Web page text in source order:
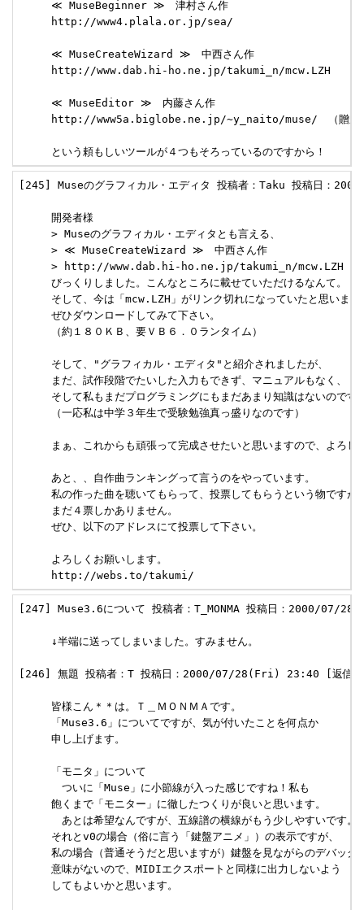
     ≪ MuseBeginner ≫　津村さん作
     http://www4.plala.or.jp/sea/
     ≪ MuseCreateWizard ≫　中西さん作
     http://www.dab.hi-ho.ne.jp/takumi_n/mcw.LZH
     ≪ MuseEditor ≫　内藤さん作
http://www5a.biglobe.ne.jp/~y_naito/muse/　（贈呈
     という頼もしいツールが４つもそろっているのですから！
[245] Museのグラフィカル・エディタ 投稿者：Taku 投稿日
     開発者様
     > Museのグラフィカル・エディタとも言える、
     > ≪ MuseCreateWizard ≫　中西さん作
     > http://www.dab.hi-ho.ne.jp/takumi_n/mcw.LZH
     びっくりしました。こんなところに載せていただけるなんて。
そして、今は「mcw.LZH」がリンク切れになっていたと思います
     ぜひダウンロードしてみて下さい。
     （約１８０ＫＢ、要ＶＢ６．０ランタイム）
     そして、"グラフィカル・エディタ"と紹介されましたが、
     まだ、試作段階でたいした入力もできず、マニュアルもなく、
そして私もまだプログラミングにもまだあまり知識はないのです
     （一応私は中学３年生で受験勉強真っ盛りなのです）
まぁ、これからも頑張って完成させたいと思いますので、よろし
     あと、、自作曲ランキングって言うのをやっています。
私の作った曲を聴いてもらって、投票してもらうという物ですが
     まだ４票しかありません。
     ぜひ、以下のアドレスにて投票して下さい。
     よろしくお願いします。
     http://webs.to/takumi/
[247] Muse3.6について 投稿者：T_MONMA 投稿日：2000/
     ↓半端に送ってしまいました。すみません。
[246] 無題 投稿者：T 投稿日：2000/07/28(Fri) 23:40 [返信]
     皆様こん＊＊は。Ｔ＿ＭＯＮＭＡです。
     「Muse3.6」についてですが、気が付いたことを何点か
     申し上げます。
     「モニタ」について
     　ついに「Muse」に小節線が入った感じですね！私も
     飽くまで「モニター」に徹したつくりが良いと思います。
     　あとは希望なんですが、五線譜の横線がもう少しやすいです。
     それとv0の場合（俗に言う「鍵盤アニメ」）の表示ですが、
私の場合（普通そうだと思いますが）鍵盤を見ながらのデバッグ
     意味がないので、MIDIエクスポートと同様に出力しないよう
     してもよいかと思います。